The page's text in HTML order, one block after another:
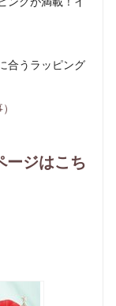
ングが満載！イ
合うラッピング
ージはこち